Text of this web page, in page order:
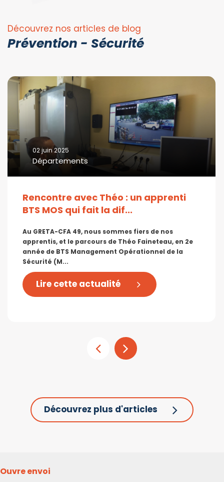
Découvrez nos articles de blog
Prévention - Sécurité
02 juin 2025
Départements
Rencontre avec Théo : un apprenti
BTS MOS qui fait la dif...
Au GRETA-CFA 49, nous sommes fiers de nos
apprentis, et le parcours de Théo Faineteau, en 2e
année de BTS Management Opérationnel de la
Sécurité (M...
Lire cette actualité
Découvrez plus d'articles
Ouvre envoi